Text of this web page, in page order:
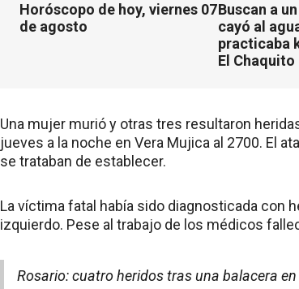
Horóscopo de hoy, viernes 07
de agosto
Buscan a
cayó al
practicaba
El Chaquito
Una mujer murió y otras tres resultaron
jueves a la noche en Vera Mujica al 2700. El
se trataban de establecer.
La víctima fatal había sido diagnosticada con
izquierdo. Pese al trabajo de los médicos
Rosario: cuatro heridos tras una balacera